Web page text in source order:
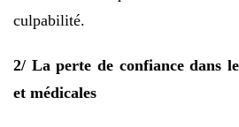
culpabilité.
2/ La perte de confiance dans
et médicales